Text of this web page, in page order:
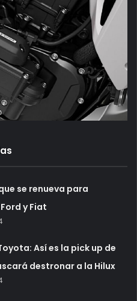
se renueva para
y Fiat
Así es la pick up de
destronar a la Hilux